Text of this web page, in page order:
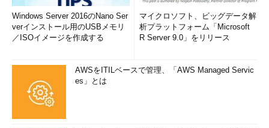
Windows Server 2016のNano Ser
verインストール用のUSBメモリ
／ISOイメージを作成する
マイクロソフト、ビッグデータ解
析プラットフォーム「Microsoft
R Server 9.0」をリリース
AWSをITILベースで管理、「AWS Managed Servic
es」とは